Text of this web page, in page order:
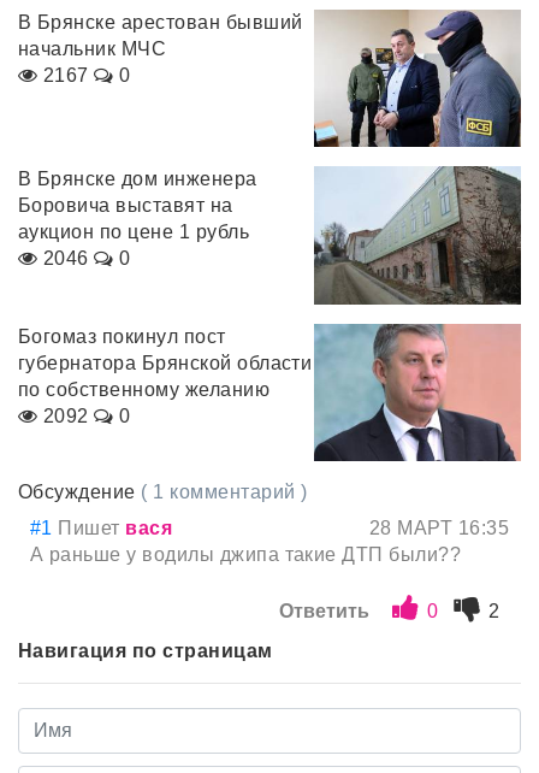
В Брянске арестован бывший
начальник МЧС
2167
0
В Брянске дом инженера
Боровича выставят на
аукцион по цене 1 рубль
2046
0
Богомаз покинул пост
губернатора Брянской области
по собственному желанию
2092
0
Обсуждение ( 1 комментарий )
#1 Пишет вася
28 МАРТ 16:35
А раньше у водилы джипа такие ДТП были??
Ответить 0
2
Навигация по страницам